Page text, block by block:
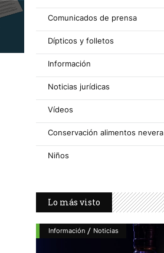
Comunicados de prensa
Dípticos y folletos
Información
Noticias jurídicas
Vídeos
Conservación alimentos nevera
Niños
Lo más visto
Información / Noticias